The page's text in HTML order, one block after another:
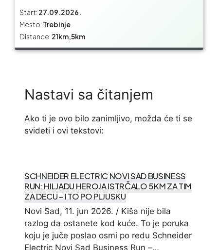
Start: 27.09.2026.
Mesto: Trebinje
Distance: 21km,5km
Nastavi sa čitanjem
Ako ti je ovo bilo zanimljivo, možda će ti se
svideti i ovi tekstovi:
SCHNEIDER ELECTRIC NOVI SAD BUSINESS
RUN: HILJADU HEROJA ISTRČALO 5KM ZA TIM
ZA DECU – I TO PO PLJUSKU
Novi Sad, 11. jun 2026. / Kiša nije bila
razlog da ostanete kod kuće. To je poruka
koju je juče poslao osmi po redu Schneider
Electric Novi Sad Business Run –…